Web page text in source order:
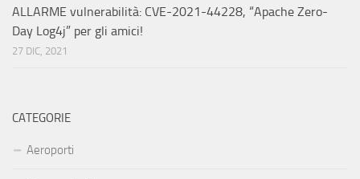
ALLARME vulnerabilità: CVE-2021-44228, “Apache Zero-
Day Log4j” per gli amici!
27 DIC, 2021
CATEGORIE
Aeroporti